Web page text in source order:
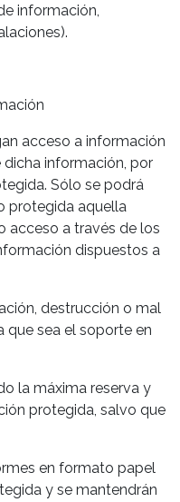
información,
acceso a información
dicha información, por
Sólo se podrá
protegida aquella
acceso a través de los
dispuestos a
destrucción o mal
que sea el soporte en
la máxima reserva y
protegida, salvo que
en formato papel
y se mantendrán